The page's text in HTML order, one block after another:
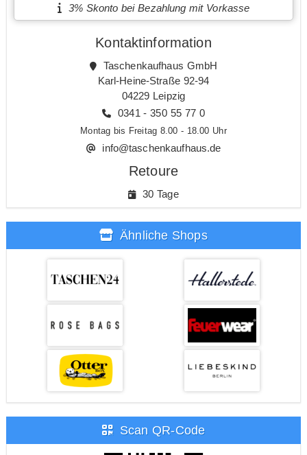
3% Skonto bei Bezahlung mit Vorkasse
Kontaktinformation
Taschenkaufhaus GmbH
Karl-Heine-Straße 92-94
04229 Leipzig
0341 - 350 55 77 0
Montag bis Freitag 8.00 - 18.00 Uhr
info@taschenkaufhaus.de
Retoure
30 Tage
Ähnliche Shops
Scan QR-Code